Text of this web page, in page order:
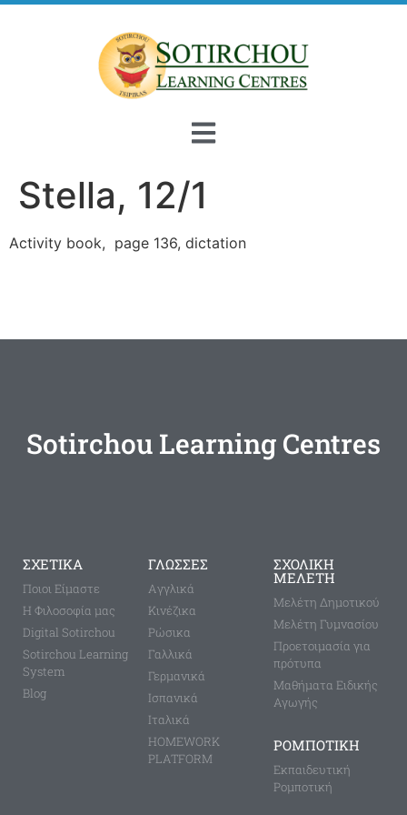
Stella, 12/1
Activity book, page 136, dictation
Sotirchou Learning Centres
ΣΧΕΤΙΚΑ
Ποιοι Είμαστε
Η Φιλοσοφία μας
Digital Sotirchou
Sotirchou Learning
System
Blog
ΓΛΩΣΣΕΣ
Aγγλικά
Κινέζικα
Ρώσικα
Γαλλικά
Γερμανικά
Ισπανικά
Ιταλικά
HOMEWORK
PLATFORM
ΣΧΟΛΙΚΗ
ΜΕΛΕΤΗ
Μελέτη Δημοτικού
Μελέτη Γυμνασίου
Προετοιμασία για
πρότυπα
Μαθήματα Ειδικής
Αγωγής
ΡΟΜΠΟΤΙΚΗ
Εκπαιδευτική
Ρομποτική